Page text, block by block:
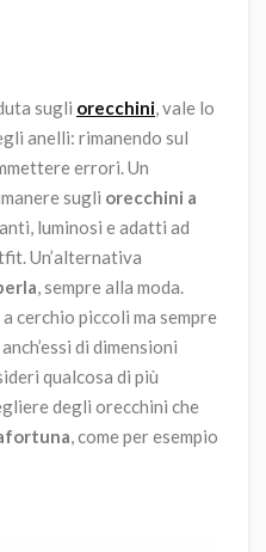
sugli orecchini, vale lo
anelli: rimanendo sul
errori. Un
sugli orecchini a
luminosi e adatti ad
Un’alternativa
, sempre alla moda.
cerchio piccoli ma sempre
di dimensioni
qualcosa di più
degli orecchini che
, come per esempio